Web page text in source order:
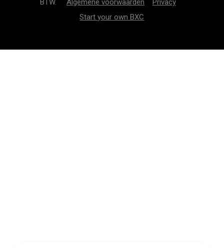
BTW. Algemene voorwaarden
Privacy
Start your own BXC